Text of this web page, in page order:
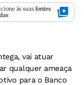
às suas fontes
vai atuar
qualquer ameaça
para o Banco